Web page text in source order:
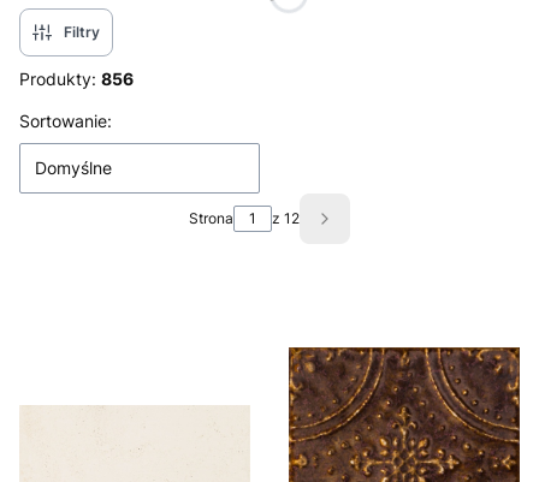
Filtry
Produkty: 856
Lista produktów
Sortowanie:
Domyślne
Strona z 12 Następne produkty